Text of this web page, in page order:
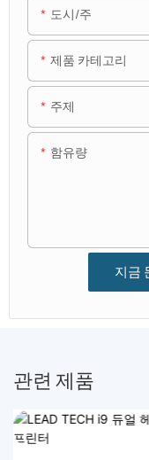
도시/주
제품 카테고리
주제
함유량
지금
관련 제품